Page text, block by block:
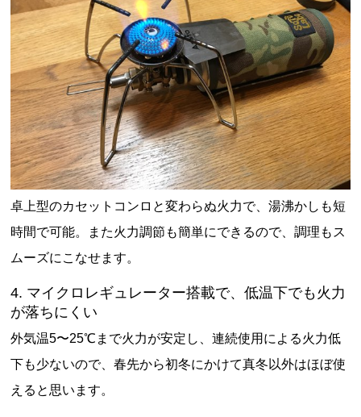
卓上型のカセットコンロと変わらぬ火力で、湯沸かしも短
時間で可能。また火力調節も簡単にできるので、調理もス
ムーズにこなせます。
4. マイクロレギュレーター搭載で、低温下でも火力
が落ちにくい
外気温5〜25℃まで火力が安定し、連続使用による火力低
下も少ないので、春先から初冬にかけて真冬以外はほぼ使
えると思います。